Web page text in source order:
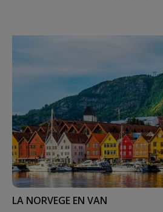
LA NORVEGE EN VAN